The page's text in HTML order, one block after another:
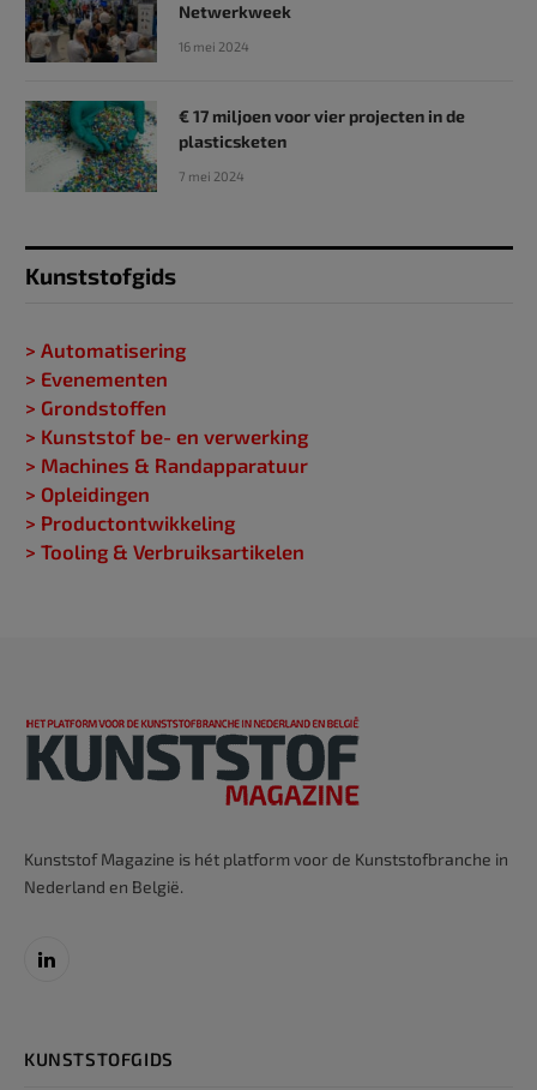
Netwerkweek
16 mei 2024
€ 17 miljoen voor vier projecten in de
plasticsketen
7 mei 2024
Kunststofgids
> Automatisering
> Evenementen
> Grondstoffen
> Kunststof be- en verwerking
> Machines & Randapparatuur
> Opleidingen
> Productontwikkeling
> Tooling & Verbruiksartikelen
Kunststof Magazine is hét platform voor de Kunststofbranche in
Nederland en België.
LinkedIn
KUNSTSTOFGIDS